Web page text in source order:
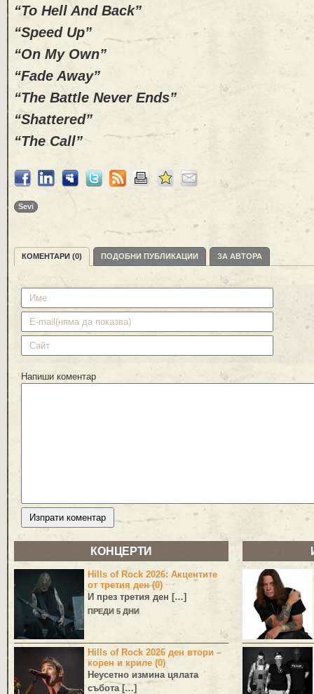
“To Hell And Back”
“Speed Up”
“On My Own”
“Fade Away”
“The Battle Never Ends”
“Shattered”
“The Call”
Sevi
КОМЕНТАРИ (0) ПОДОБНИ ПУБЛИКАЦИИ ЗА АВТОРА
Напиши коментар
КОНЦЕРТИ
Hills of Rock 2026: Акцентите
от третия ден (0)
И през третия ден […]
ПРЕДИ 5 ДНИ
Hills of Rock 2026 ден втори –
корен и криле (0)
Неусетно измина цялата
събота […]